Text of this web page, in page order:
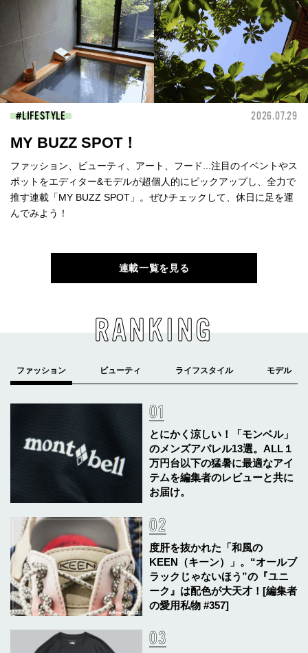
LIFESTYLE 2026.07.29
MY BUZZ SPOT！
ファッション、ビューティ、アート、フード...注目のイベントやス
ポットをエディター&モデルが超個人的にピックアップし、全力で
推す連載「MY BUZZ SPOT」。ぜひチェックして、休日に足を運
んでみよう！
連載一覧を見る
RANKING
とにかく涼しい！「モンベル」
のメンズアパレル13選。ALL１
万円台以下の猛暑に最適なアイ
テムを編集者のレビューと共に
お届け。
度肝を抜かれた「和風の
KEEN（キーン）」。“オールブ
ラックじゃないほう”の『ユニ
ーク』は配色が大天才！[編集者
の愛用私物 #357]